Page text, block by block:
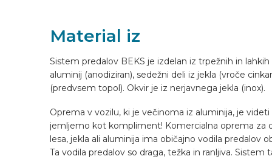
OPREMLJANJE VOZILA
SL
Material iz
Sistem predalov BEKS je izdelan iz trpežnih in
aluminij (anodiziran), sedežni deli iz jekla (vroče
(predvsem topol). Okvir je iz nerjavnega jekla (inox).
Oprema v vozilu, ki je večinoma iz aluminija, je videti
jemljemo kot kompliment! Komercialna oprema za
lesa, jekla ali aluminija ima običajno vodila predalov
Ta vodila predalov so draga, težka in ranljiva. Sistem